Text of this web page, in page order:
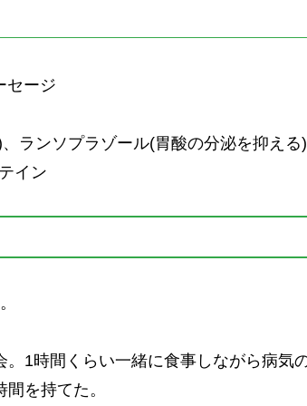
セージ
ランソプラゾール(胃酸の分泌を抑え
イン
。1時間くらい一緒に食事しながら病気
を持てた。